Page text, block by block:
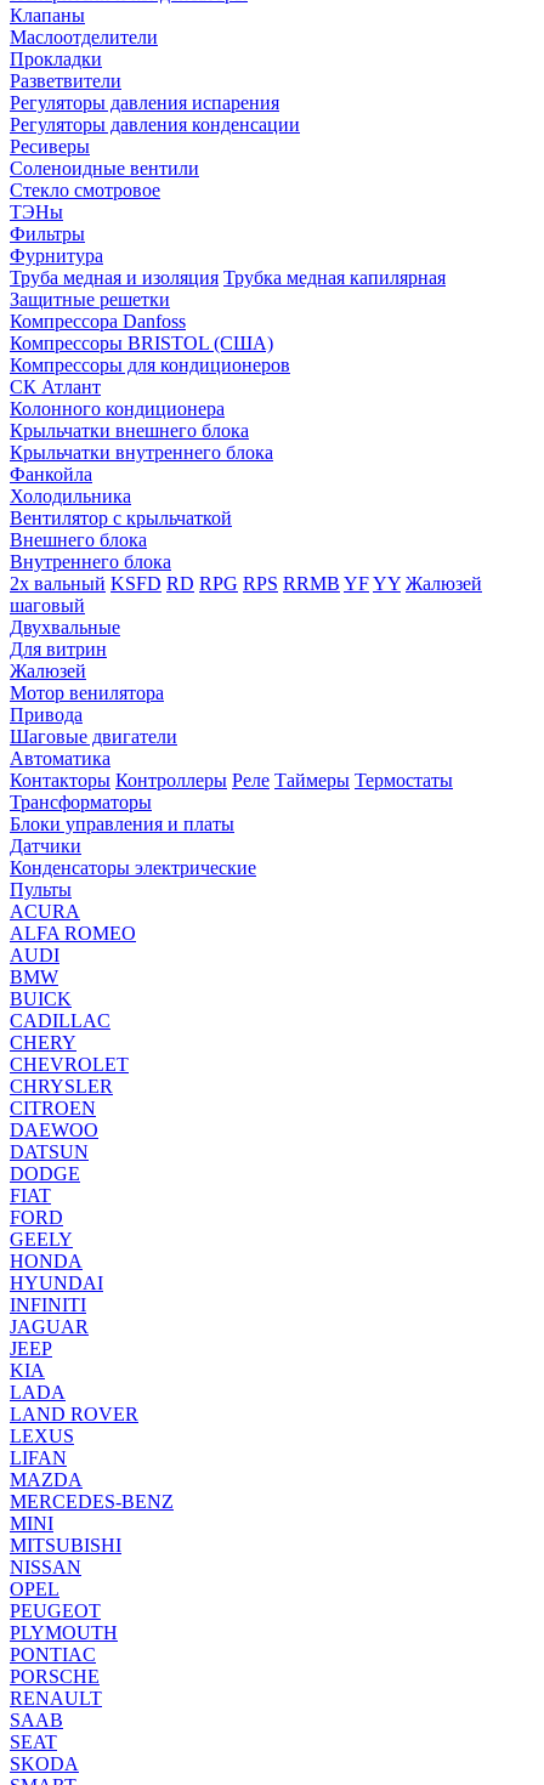
Клапаны
Маслоотделители
Прокладки
Разветвители
Регуляторы давления испарения
Регуляторы давления конденсации
Ресиверы
Соленоидные вентили
Стекло смотровое
ТЭНы
Фильтры
Фурнитура
Труба медная и изоляция Трубка медная капилярная
Защитные решетки
Компрессора Danfoss
Компрессоры BRISTOL (США)
Компрессоры для кондиционеров
СК Атлант
Колонного кондиционера
Крыльчатки внешнего блока
Крыльчатки внутреннего блока
Фанкойла
Холодильника
Вентилятор с крыльчаткой
Внешнего блока
Внутреннего блока
2х вальный KSFD RD RPG RPS RRMB YFYY Жалюзей
шаговый
Двухвальные
Для витрин
Жалюзей
Мотор венилятора
Привода
Шаговые двигатели
Автоматика
Контакторы Контроллеры Реле Таймеры Термостаты
Трансформаторы
Блоки управления и платы
Датчики
Конденсаторы электрические
Пульты
ACURA
ALFA ROMEO
AUDI
BMW
BUICK
CADILLAC
CHERY
CHEVROLET
CHRYSLER
CITROEN
DAEWOO
DATSUN
DODGE
FIAT
FORD
GEELY
HONDA
HYUNDAI
INFINITI
JAGUAR
JEEP
KIA
LADA
LAND ROVER
LEXUS
LIFAN
MAZDA
MERCEDES-BENZ
MINI
MITSUBISHI
NISSAN
OPEL
PEUGEOT
PLYMOUTH
PONTIAC
PORSCHE
RENAULT
SAAB
SEAT
SKODA